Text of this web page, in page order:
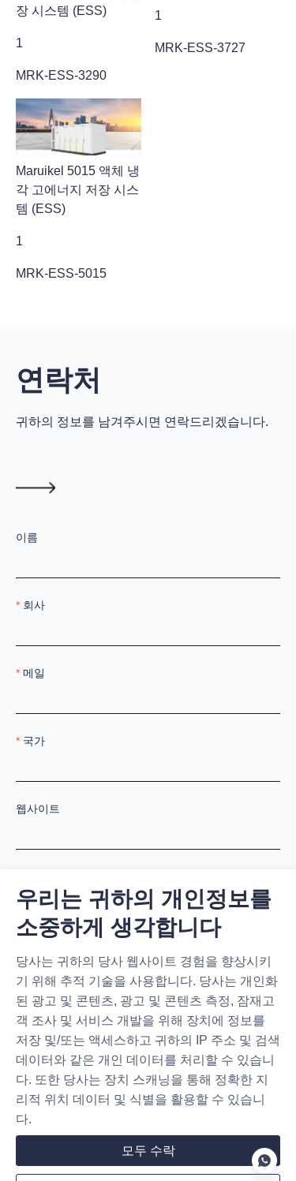
장 시스템 (ESS)
1
MRK-ESS-3290
1
MRK-ESS-3727
Maruikel 5015 액체 냉
각 고에너지 저장 시스
템 (ESS)
1
MRK-ESS-5015
연락처
이름
회사
메일
국가
웹사이트
지금 제출하세요
귀하의 정보를 남겨주시면 연락드리겠습니다.
우리는 귀하의 개인정보를
소중하게 생각합니다
당사는 귀하의 당사 웹사이트 경험을 향상시키
기 위해 추적 기술을 사용합니다. 당사는 개인화
된 광고 및 콘텐츠, 광고 및 콘텐츠 측정, 잠재고
객 조사 및 서비스 개발을 위해 장치에 정보를
저장 및/또는 액세스하고 귀하의 IP 주소 및 검색
데이터와 같은 개인 데이터를 처리할 수 있습니
다. 또한 당사는 장치 스캐닝을 통해 정확한 지
리적 위치 데이터 및 식별을 활용할 수 있습니
다.
모두 수락